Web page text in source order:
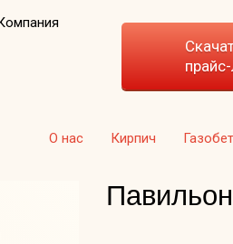
О нас Кирпич